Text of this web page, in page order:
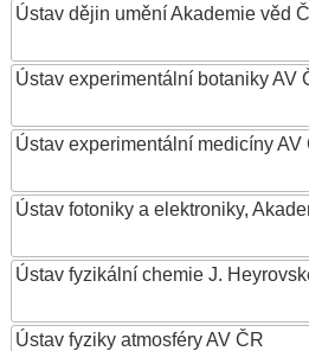
Ústav dějin umění Akademie věd
Ústav experimentální botaniky AV
Ústav experimentální medicíny AV
Ústav fotoniky a elektroniky,
Ústav fyzikální chemie J.
Ústav fyziky atmosféry AV ČR